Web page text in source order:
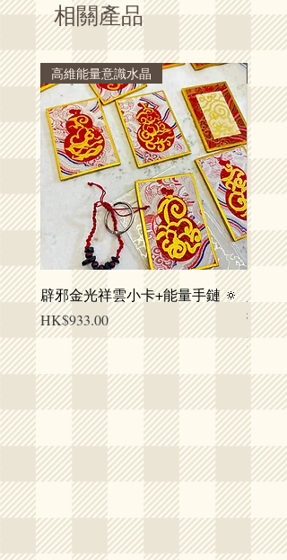
相關產品
高維能量意識水晶
辟邪金光祥雲小卡+能量手鏈 🔅
價格
HK$933.00
人寵
提升健
價格